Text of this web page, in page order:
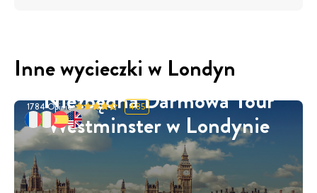
Inne wycieczki w Londyn
Niezbędna Darmowa Tour
Westminster w Londynie
1784Opinie 4.85